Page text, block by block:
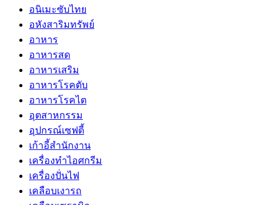
อนิเมะซับไทย
อหังสาริมทรัพย์
อาหาร
อาหารสด
อาหารเสริม
อาหารโรคตับ
อาหารโรคไต
อุตสาหกรรม
อุปกรณ์เซฟตี้
เก้าอี้สำนักงาน
เครื่องทำไอศกรีม
เครื่องปั่นไฟ
เคลือบเงารถ